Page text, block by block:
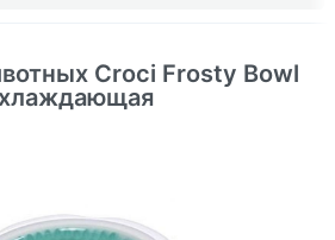
Сroci Frosty Bowl